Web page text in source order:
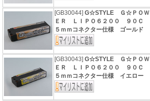
[GB30044]G☆STYLE Ｇ☆ＰＯＷ
ＥＲ ＬＩＰＯ６２００ ９０Ｃ
５ｍｍコネクター仕様 ゴールド
[GB30043]G☆STYLE Ｇ☆ＰＯＷ
ＥＲ ＬＩＰＯ６２００ ９０Ｃ
５ｍｍコネクター仕様 イエロー